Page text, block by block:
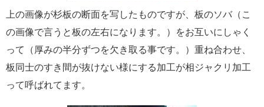
上の画像が杉板の断面を写したものですが、板のソバ（こ
の画像で言うと板の左右になります。）をお互いにしゃく
って（厚みの半分ずつを欠き取る事です。）重ね合わせ、
板同士のすき間が抜けない様にする加工が相ジャクリ加工
って呼ばれてます。